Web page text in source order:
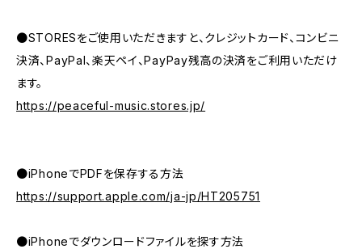
●STORESをご使用いただきますと、クレジットカード、コンビニ
決済、PayPal、楽天ペイ、PayPay残高の決済をご利用いただけ
ます。
https://peaceful-music.stores.jp/
●iPhoneでPDFを保存する方法
https://support.apple.com/ja-jp/HT205751
●iPhoneでダウンロードファイルを探す方法